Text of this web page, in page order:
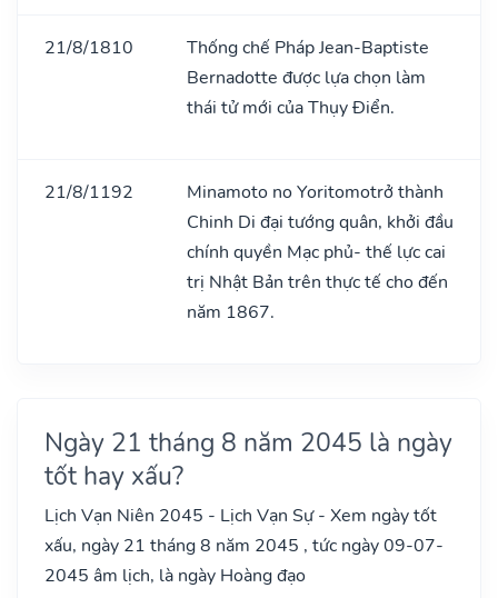
21/8/1810
Thống chế Pháp Jean-Baptiste
Bernadotte được lựa chọn làm
thái tử mới của Thụy Điển.
21/8/1192
Minamoto no Yoritomotrở thành
Chinh Di đại tướng quân, khởi đầu
chính quyền Mạc phủ- thế lực cai
trị Nhật Bản trên thực tế cho đến
năm 1867.
Ngày 21 tháng 8 năm 2045 là ngày
tốt hay xấu?
Lịch Vạn Niên 2045 - Lịch Vạn Sự - Xem ngày tốt
xấu, ngày 21 tháng 8 năm 2045 , tức ngày 09-07-
2045 âm lịch, là ngày Hoàng đạo